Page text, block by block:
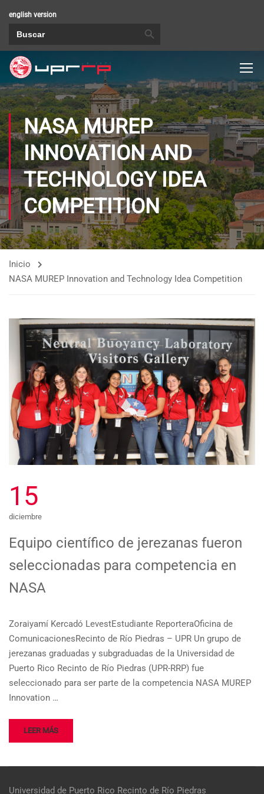
english version
NASA MUREP
INNOVATION AND
TECHNOLOGY IDEA
COMPETITION
Inicio
NASA MUREP Innovation and Technology Idea Competition
15
diciembre
Equipo científico de jerezanas fueron
seleccionadas para competencia en
NASA
Zoraiyamí Kercadó LevestEstudiante ReporteraOficina de
ComunicacionesRecinto de Río Piedras – UPR Un grupo de
jerezanas graduadas y subgraduadas de la Universidad de
Puerto Rico Recinto de Río Piedras (UPR-RRP) fue
seleccionado para ser parte de la competencia NASA MUREP
Innovation …
LEER MÁS
Universidad de Puerto Rico Recinto de Río Piedras